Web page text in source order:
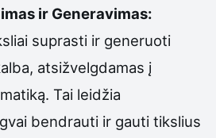
ir Generavimas:
suprasti ir generuoti
atsižvelgdamas į
Tai leidžia
bendrauti ir gauti tikslius